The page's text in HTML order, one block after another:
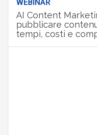
WEBINAR
AI Content
pubblicare
tempi, costi e